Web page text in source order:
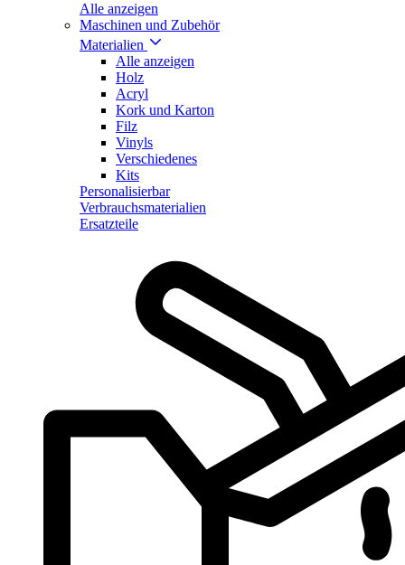
Alle anzeigen
Maschinen und Zubehör
Materialien
Alle anzeigen
Holz
Acryl
Kork und Karton
Filz
Vinyls
Verschiedenes
Kits
Personalisierbar
Verbrauchsmaterialien
Ersatzteile